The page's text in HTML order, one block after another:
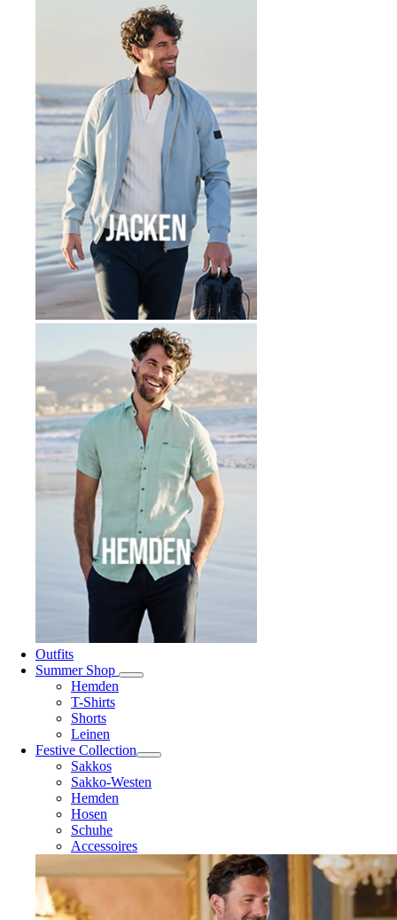
Outfits
Summer Shop
Hemden
T-Shirts
Shorts
Leinen
Festive Collection
Sakkos
Sakko-Westen
Hemden
Hosen
Schuhe
Accessoires